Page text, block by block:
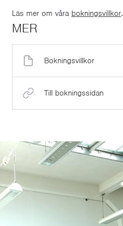
Läs mer om våra bokningsvillkor.
MER
Bokningsvillkor
Till bokningssidan